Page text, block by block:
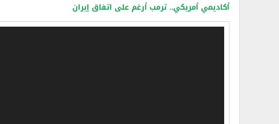
أكاديمي أمريكي.. ترمب أرغم على اتفاق إيران